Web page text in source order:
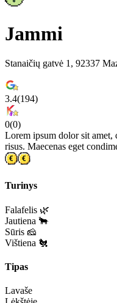
Jammi
Stanaičių gatvė 1, 92337
3.4(194)
0(0)
Lorem ipsum dolor sit amet,
risus. Maecenas eget
Turinys
Falafelis 🌿
Jautiena 🐂
Sūris 🧀
Vištiena 🐔
Tipas
Lavaše